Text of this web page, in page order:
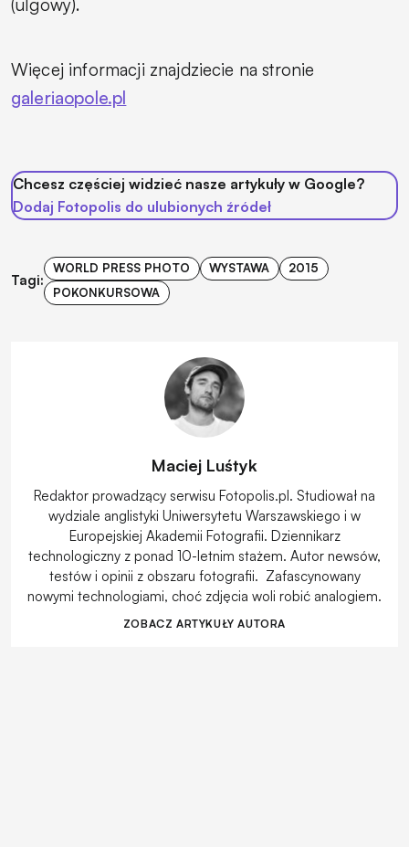
Więcej informacji znajdziecie na stronie
galeriaopole.pl
Chcesz częściej widzieć nasze artykuły w Google?
Dodaj Fotopolis do ulubionych źródeł
Tagi:
WORLD PRESS PHOTO WYSTAWA
2015
POKONKURSOWA
Maciej Luśtyk
Redaktor prowadzący serwisu Fotopolis.pl. Studiował na
wydziale anglistyki Uniwersytetu Warszawskiego i w
Europejskiej Akademii Fotografii. Dziennikarz
technologiczny z ponad 10-letnim stażem. Autor newsów,
testów i opinii z obszaru fotografii. Zafascynowany
nowymi technologiami, choć zdjęcia woli robić analogiem.
ZOBACZ ARTYKUŁY AUTORA